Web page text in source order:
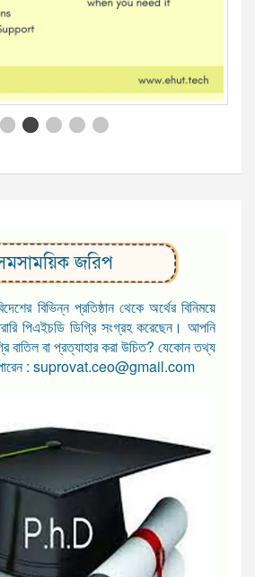
জরিপ
বিভিন্ন প্রতিষ্ঠান থেকে অর্থের বিনিময়ে
পিএইচডি ডিগ্রি সংগ্রহ করেছেন। আপনি
বাতিল বা প্রত্যাহার করা উচিত? যেকোন তথ্য
পারেন : suprovat.ceo@gmail.com